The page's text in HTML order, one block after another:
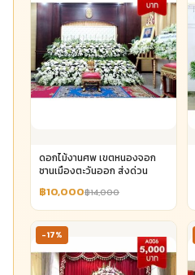
ดอกไม้งานศพ เขตหนองจอก
ชานเมืองตะวันออก ส่งด่วน
฿10,000฿14,000
-17%